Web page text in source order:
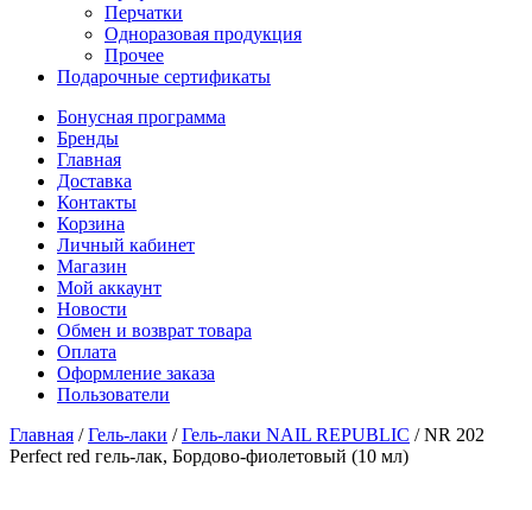
Перчатки
Одноразовая продукция
Прочее
Подарочные сертификаты
Бонусная программа
Бренды
Главная
Доставка
Контакты
Корзина
Личный кабинет
Магазин
Мой аккаунт
Новости
Обмен и возврат товара
Оплата
Оформление заказа
Пользователи
Главная /Гель-лаки /Гель-лаки NAIL REPUBLIC /NR 202
Perfect red гель-лак, Бордово-фиолетовый (10 мл)